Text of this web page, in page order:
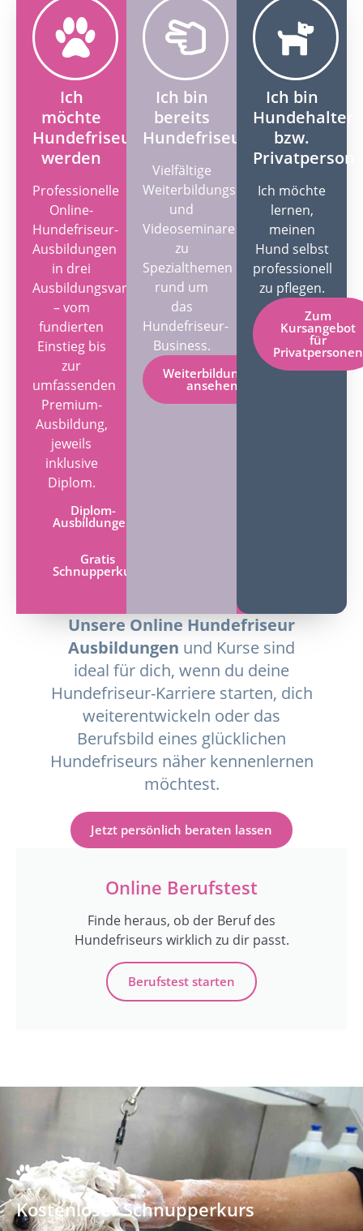
Zur Online-Diplom-
Ausbildung
Ich
möchte
Hundefriseur
werden
Professionelle
Online-
Hundefriseur-
Ausbildungen
in drei
Ausbildungsvarianten
– vom
fundierten
Einstieg bis
zur
umfassenden
Premium-
Ausbildung,
jeweils
inklusive
Diplom.
Diplom-
Ausbildungen
Gratis
Schnupperkurs
Ich bin
bereits
Hundefriseur
Vielfältige
Weiterbildungskurse
und
Videoseminare
zu
Spezialthemen
rund um
das
Hundefriseur-
Business.
Weiterbildungen
ansehen
Ich bin
Hundehalter
bzw.
Privatperson
Ich möchte
lernen,
meinen
Hund selbst
professionell
zu pflegen.
Zum
Kursangebot
für
Privatpersonen
Unsere Online Hundefriseur
Ausbildungen und Kurse sind
ideal für dich, wenn du deine
Hundefriseur-Karriere starten, dich
weiterentwickeln oder das
Berufsbild eines glücklichen
Hundefriseurs näher kennenlernen
möchtest.
Jetzt persönlich beraten lassen
Online Berufstest
Finde heraus, ob der Beruf des
Hundefriseurs wirklich zu dir passt.
Berufstest starten
Kostenloser Schnupperkurs